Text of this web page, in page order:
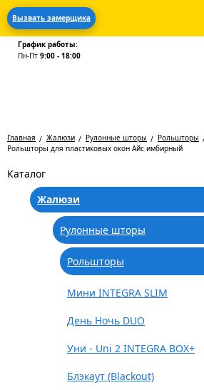
Вызвать замерщика
График работы:
Пн-Пт 9:00 - 18:00
Главная Жалюзи Рулонные шторы
Рольшторы
Рольшторы для пластиковых окон Айс имбирный
Каталог
Жалюзи
Рулонные шторы
Рольшторы
Мини INTEGRA SLIM
День Ночь DUO
Уни - Uni 2 INTEGRA BOX+
Блэкаут (Blackout)